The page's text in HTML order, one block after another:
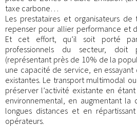
taxe carbone…
Les prestataires et organisateurs de
repenser pour allier performance et
Et cet effort, qu’il soit porté
professionnels du secteur, doit
(représentant près de 10% de la
une capacité de service, en
existantes. Le transport multimodal
préserver l’activité existante en
environnemental, en augmentant la
longues distances et en
opérateurs.